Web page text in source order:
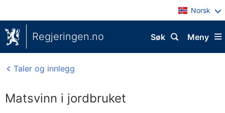
Norsk
Regjeringen.no Meny
Søk
Taler og innlegg
Matsvinn i jordbruket